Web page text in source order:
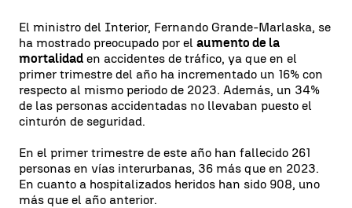
El ministro del Interior, Fernando Grande-Marlaska, se
ha mostrado preocupado por el aumento de la
mortalidad en accidentes de tráfico, ya que en el
primer trimestre del año ha incrementado un 16% con
respecto al mismo periodo de 2023. Además, un 34%
de las personas accidentadas no llevaban puesto el
cinturón de seguridad.
En el primer trimestre de este año han fallecido 261
personas en vías interurbanas, 36 más que en 2023.
En cuanto a hospitalizados heridos han sido 908, uno
más que el año anterior.